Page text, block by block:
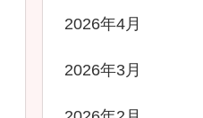
2026年4月
2026年3月